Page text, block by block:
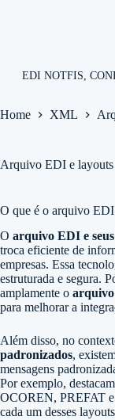
EDI NOTFIS,
Home XML
Arquivo EDI e layouts
O que é o arquivo
O arquivo EDI e
troca eficiente de
empresas. Essa
estruturada e segura.
amplamente o arquivo
para melhorar a
Além disso, no
padronizados,
mensagens
Por exemplo,
OCOREN, PREFAT
cada um desses